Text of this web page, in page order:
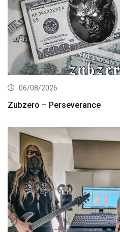
06/08/2026
Zubzero – Perseverance